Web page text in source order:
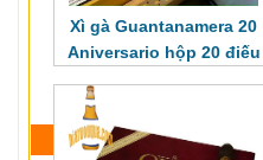
Cho vào giỏ Xem giỏ
Xì gà Guantanamera 20
Aniversario hộp 20 điếu